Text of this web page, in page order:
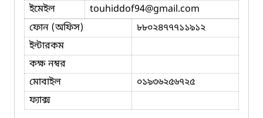
ইমেইল
touhiddof94@gmail.com
ফোন (অফিস)
৮৮০২৪৭৭৭১১৯১২
ইন্টারকম
কক্ষ নম্বর
মোবাইল
০১৯৩৬২৫৬৭২৫
ফ্যাক্স